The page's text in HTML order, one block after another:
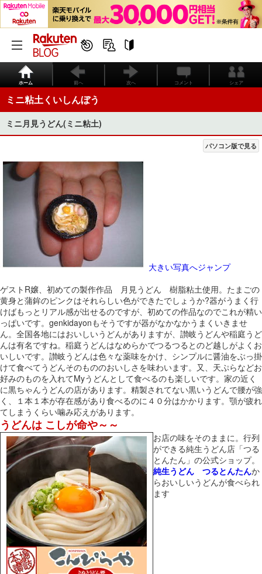
ホーム 前へ 次へ コメント シェア
ミニ粘土くいしんぼう
ミニ月見うどん(ミニ粘土)
パソコン版で見る
大きい写真へジャンプ
ゲストR嬢、初めての製作作品 月見うどん 樹脂粘土使用。たまごの
黄身と蒲鉾のピンクはそれらしい色ができたでしょうか?器がうまく行
けばもっとリアル感が出せるのですが、初めての作品なのでこれが精い
っぱいです。genkidayonもそうですが器がなかなかうまくいきませ
ん。全国各地にはおいしいうどんがありますが、讃岐うどんや稲庭うど
んは有名ですね。稲庭うどんはなめらかでつるつるとのど越しがよくお
いしいです。讃岐うどんは色々な薬味をかけ、シンプルに醤油をぶっ掛
けて食べてうどんそのもののおいしさを味わいます。又、天ぷらなどお
好みのものを入れてMyうどんとして食べるのも楽しいです。家の近く
に黒ちゃんうどんの店があります。精製されてない黒いうどんで腰が強
く、１本１本が存在感があり食べるのに４０分はかかります。顎が疲れ
てしまうくらい噛み応えがあります。
うどんは こしが命や～～
お店の味をそのままに。行列
ができる純生うどん店「つる
とんたん」の公式ショップ。
純生うどん つるとんたんか
らおいしいうどんが食べられ
ます